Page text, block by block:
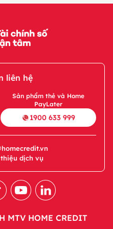
liên hệ
Sản phẩm thẻ và Home
PayLater
1900 633 999
dịch vụ
MTV HOME CREDIT